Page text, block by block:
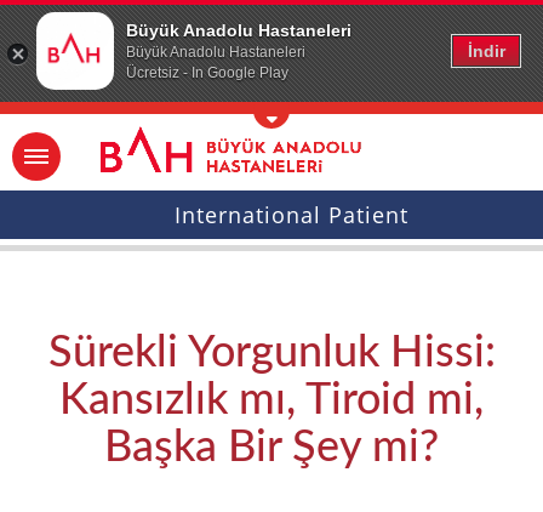
Büyük Anadolu Hastaneleri
Büyük Anadolu Hastaneleri
Ücretsiz - In Google Play
İndir
Ana icerige atla
International Patient
Sürekli Yorgunluk Hissi:
Kansızlık mı, Tiroid mi,
Başka Bir Şey mi?